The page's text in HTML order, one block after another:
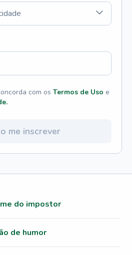
com os Termos de Uso e
me inscrever
do impostor
de humor